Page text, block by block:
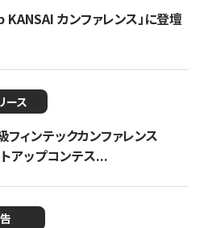
カンファレンス」に登壇
ース
フィンテックカンファレンス
アップコンテス...